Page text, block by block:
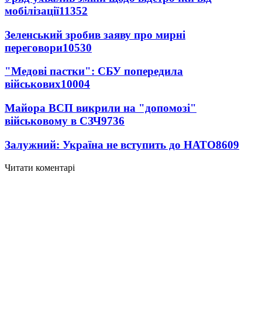
мобілізації11352
Зеленський зробив заяву про мирні
переговори10530
"Медові пастки": СБУ попередила
військових10004
Майора ВСП викрили на "допомозі"
військовому в СЗЧ9736
Залужний: Україна не вступить до НАТО8609
Читати коментарі